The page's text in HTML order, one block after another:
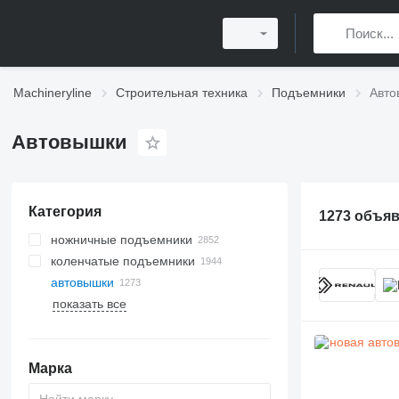
Machineryline Строительная техника Подъемники
Автовышки
Категория
ножничные подъемники
коленчатые подъемники
автовышки
показать все
Марка
1273